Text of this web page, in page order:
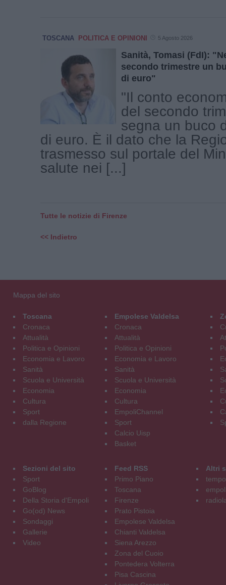
TOSCANA POLITICA E OPINIONI 5 Agosto 2026
Sanità, Tomasi (FdI):
secondo trimestre un
di euro"
"Il conto
del secondo
segna un buco
di euro. È il dato che la
trasmesso sul portale del
salute nei [...]
Tutte le notizie di Firenze
<< Indietro
Mappa del sito
Toscana
Cronaca
Attualità
Politica e Opinioni
Economia e Lavoro
Sanità
Scuola e Università
Economia
Cultura
Sport
dalla Regione
Empolese Valdelsa
Cronaca
Attualità
Politica e Opinioni
Economia e Lavoro
Sanità
Scuola e Università
Economia
Cultura
EmpoliChannel
Sport
Calcio Uisp
Basket
Sezioni del sito
Sport
GoBlog
Della Storia d'Empoli
Go(od) News
Sondaggi
Gallerie
Video
Feed RSS
Primo Piano
Toscana
Firenze
Prato Pistoia
Empolese Valdelsa
Chianti Valdelsa
Siena Arezzo
Zona del Cuoio
Pontedera Volterra
Pisa Cascina
Altri